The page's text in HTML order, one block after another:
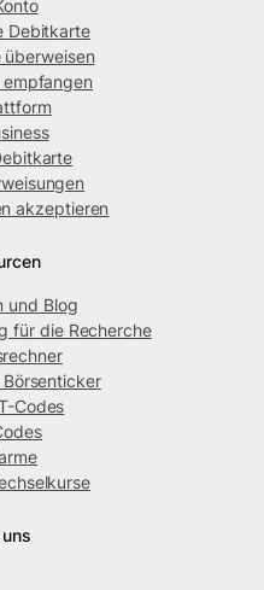
Debitkarte
überweisen
empfangen
akzeptieren
und Blog
für die Recherche
Codes
uns